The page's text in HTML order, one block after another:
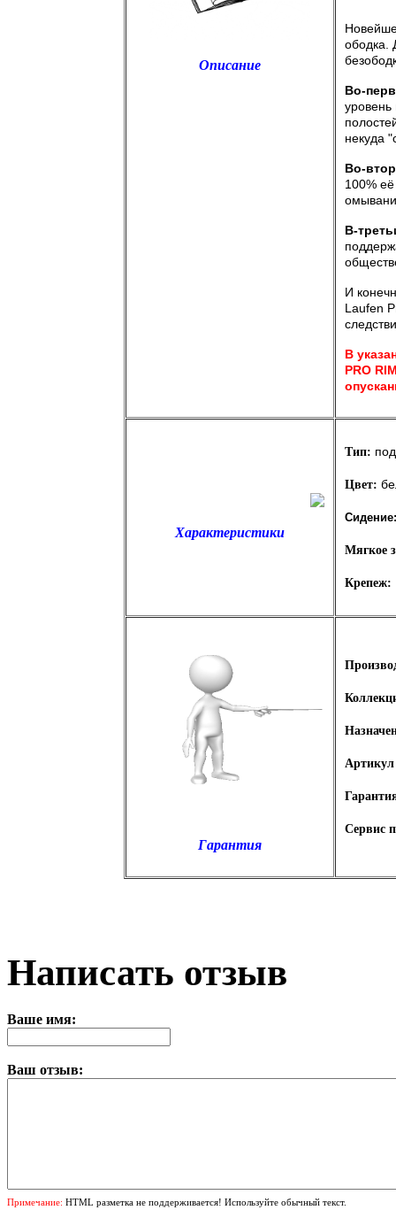
Описание
ободка.
Во-
уровень
некуда
Во-
100% её
В-
И
Laufen
В
PRO
Характеристики
Тип:
Цвет:
Сидение:
Мягкое
Крепеж:
Гарантия
Сервис
Написать отзыв
Ваше имя:
Ваш отзыв:
Примечание: HTML разметка не поддерживается! Используйте обычный текст.